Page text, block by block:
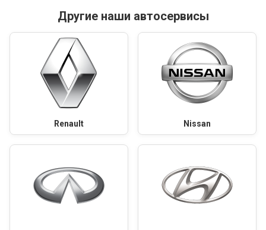
Другие наши автосервисы
Renault Nissan